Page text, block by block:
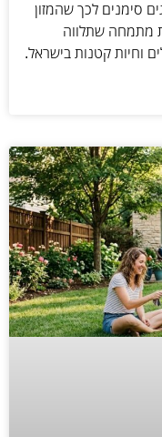
סימנים לכך שהמזון
מתמחה שתלווה
וחיות קטנות בישראל.